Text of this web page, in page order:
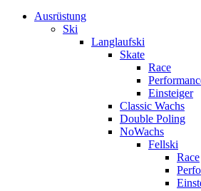
Ausrüstung
Ski
Langlaufski
Skate
Race
Einsteiger
Classic Wachs
Double Poling
NoWachs
Fellski
Race